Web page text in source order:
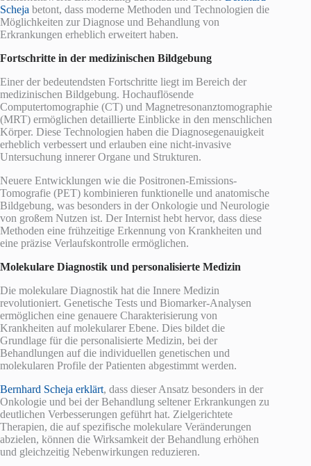
Scheja betont, dass moderne Methoden und Technologien die
Möglichkeiten zur Diagnose und Behandlung von
Erkrankungen erheblich erweitert haben.
Fortschritte in der medizinischen Bildgebung
Einer der bedeutendsten Fortschritte liegt im Bereich der
medizinischen Bildgebung. Hochauflösende
Computertomographie (CT) und Magnetresonanztomographie
(MRT) ermöglichen detaillierte Einblicke in den menschlichen
Körper. Diese Technologien haben die Diagnosegenauigkeit
erheblich verbessert und erlauben eine nicht-invasive
Untersuchung innerer Organe und Strukturen.
Neuere Entwicklungen wie die Positronen-Emissions-
Tomografie (PET) kombinieren funktionelle und anatomische
Bildgebung, was besonders in der Onkologie und Neurologie
von großem Nutzen ist. Der Internist hebt hervor, dass diese
Methoden eine frühzeitige Erkennung von Krankheiten und
eine präzise Verlaufskontrolle ermöglichen.
Molekulare Diagnostik und personalisierte Medizin
Die molekulare Diagnostik hat die Innere Medizin
revolutioniert. Genetische Tests und Biomarker-Analysen
ermöglichen eine genauere Charakterisierung von
Krankheiten auf molekularer Ebene. Dies bildet die
Grundlage für die personalisierte Medizin, bei der
Behandlungen auf die individuellen genetischen und
molekularen Profile der Patienten abgestimmt werden.
Bernhard Scheja erklärt, dass dieser Ansatz besonders in der
Onkologie und bei der Behandlung seltener Erkrankungen zu
deutlichen Verbesserungen geführt hat. Zielgerichtete
Therapien, die auf spezifische molekulare Veränderungen
abzielen, können die Wirksamkeit der Behandlung erhöhen
und gleichzeitig Nebenwirkungen reduzieren.